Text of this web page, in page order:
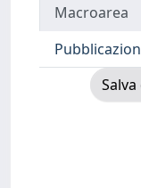
Macroarea